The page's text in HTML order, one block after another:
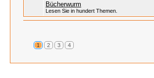
Bücherwurm
Lesen Sie in hundert Themen.
1 2 3 4